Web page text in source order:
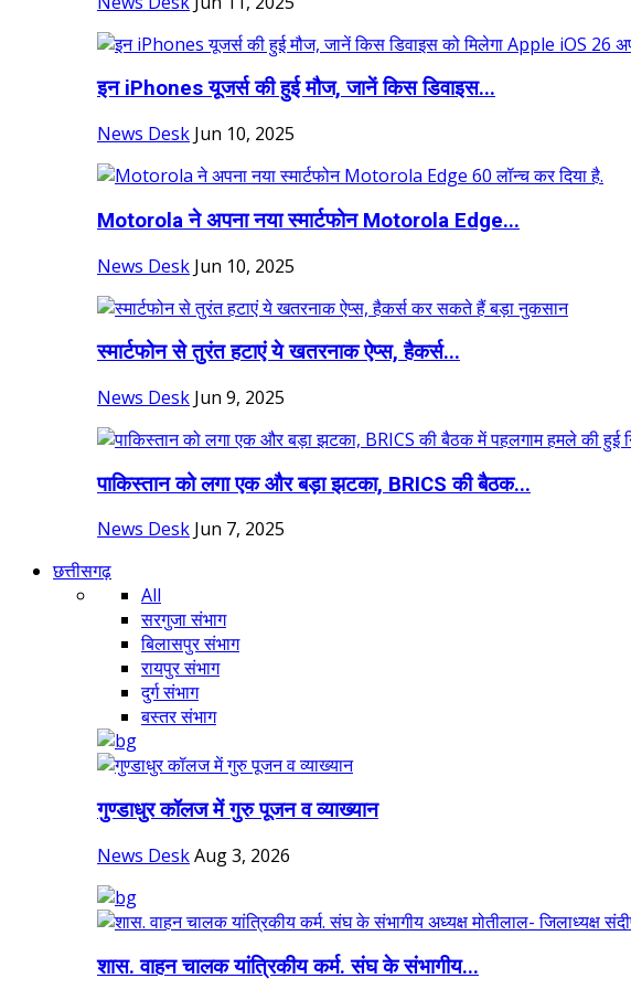
इन iPhones यूजर्स की हुई मौज, जानें क‍िस ड‍िवाइस...
News Desk Jun 10, 2025
Motorola ने अपना नया स्मार्टफोन Motorola Edge...
News Desk Jun 10, 2025
स्मार्टफोन से तुरंत हटाएं ये खतरनाक ऐप्स, हैकर्स...
News Desk Jun 9, 2025
पाकिस्तान को लगा एक और बड़ा झटका, BRICS की बैठक...
News Desk Jun 7, 2025
छत्तीसगढ़
All
सरगुजा संभाग
बिलासपुर संभाग
रायपुर संभाग
दुर्ग संभाग
बस्तर संभाग
गुण्डाधुर कॉलज में गुरु पूजन व व्याख्यान
News DeskAug 3, 2026
शास. वाहन चालक यांत्रिकीय कर्म. संघ के संभागीय...